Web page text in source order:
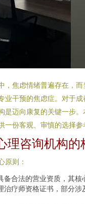
，焦虑情绪普遍存在，
业干预的焦虑症。对于
是迈向康复的关键一步
份客观、审慎的选择参
理咨询机构的
原则：
备合法的营业资质，其
治疗师资格证书，部分